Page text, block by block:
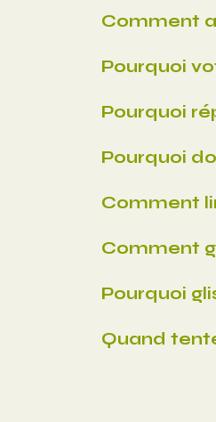
Comment
Pourquoi
Pourquoi
Pourquoi
Comment
Comment
Pourquoi
Quand